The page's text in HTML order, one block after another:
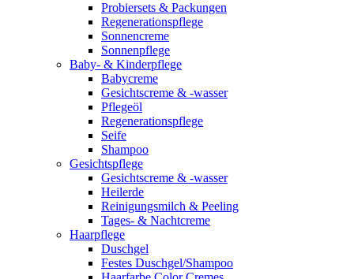
Probiersets & Packungen
Regenerationspflege
Sonnencreme
Sonnenpflege
Baby- & Kinderpflege
Babycreme
Gesichtscreme & -wasser
Pflegeöl
Regenerationspflege
Seife
Shampoo
Gesichtspflege
Gesichtscreme & -wasser
Heilerde
Reinigungsmilch & Peeling
Tages- & Nachtcreme
Haarpflege
Duschgel
Festes Duschgel/Shampoo